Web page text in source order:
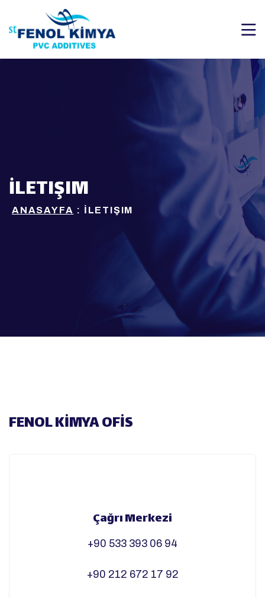
İLETIŞIM
ANASAYFA : İLETIŞIM
FENOL KİMYA OFİS
Çağrı Merkezi
+90 533 393 06 94
+90 212 672 17 92